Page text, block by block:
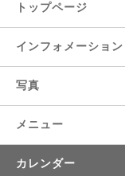
トップページ
インフォメーション
写真
メニュー
カレンダー